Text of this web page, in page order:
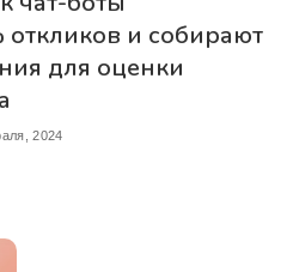
и собирают
для оценки
2024